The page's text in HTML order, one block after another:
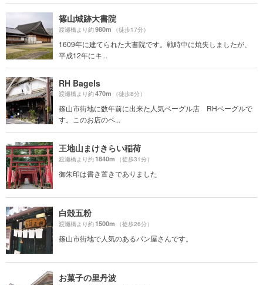
篠山城跡大書院
渡瀬橋より約980m （徒歩17分）
1609年に建てられた大書院です。戦時中に焼失しましたが、
平成12年にキ...
RH Bagels
渡瀬橋より約470m （徒歩8分）
篠山市街地に数年前に出来た人気ベーグル店 RHベーグルで
す。このお店のベ...
王地山まけきらい稲荷
渡瀬橋より約1840m （徒歩31分）
御朱印は書き置きでありました
白殻五粉
渡瀬橋より約1500m （徒歩26分）
篠山市街地で人気のあるパン屋さんです。
お菓子の里丹波